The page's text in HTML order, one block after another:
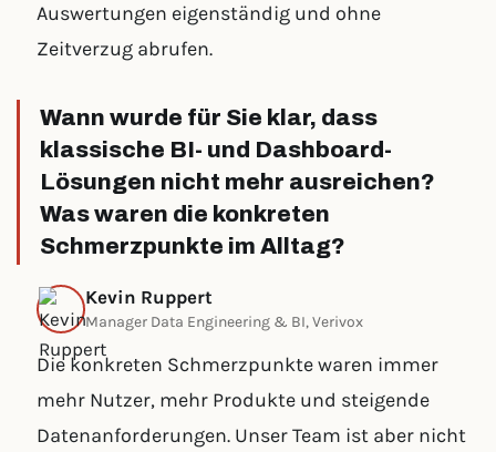
Auswertungen eigenständig und ohne
Zeitverzug abrufen.
Wann wurde für Sie klar, dass
klassische BI- und Dashboard-
Lösungen nicht mehr ausreichen?
Was waren die konkreten
Schmerzpunkte im Alltag?
Kevin Ruppert
Manager Data Engineering & BI, Verivox
Die konkreten Schmerzpunkte waren immer
mehr Nutzer, mehr Produkte und steigende
Datenanforderungen. Unser Team ist aber nicht